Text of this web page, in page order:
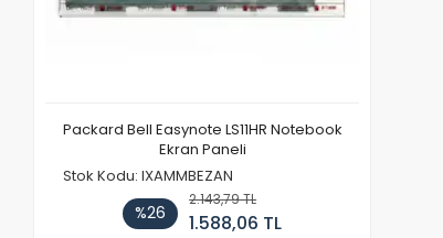
Packard Bell Easynote LS11HR Notebook
Ekran Paneli
Stok Kodu: IXAMMBEZAN
%26
2.143,79 TL
1.588,06 TL